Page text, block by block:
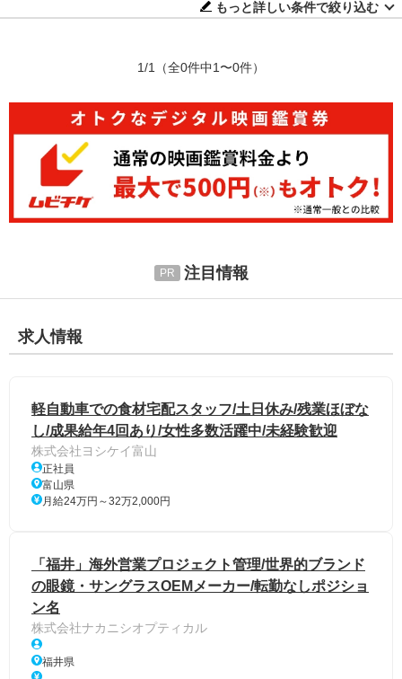
もっと詳しい条件で絞り込む
1/1 （全0件中1〜0件）
注目情報
求人情報
軽自動車での食材宅配スタッフ/土日休み/残業ほぼな
し/成果給年4回あり/女性多数活躍中/未経験歓迎
株式会社ヨシケイ富山
正社員
富山県
月給24万円～32万2,000円
「福井」海外営業プロジェクト管理/世界的ブランド
の眼鏡・サングラスOEMメーカー/転勤なしポジショ
ン名
株式会社ナカニシオプティカル
福井県